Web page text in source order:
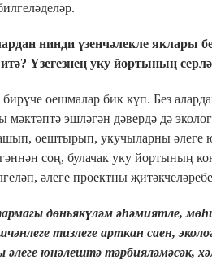
нинди үзенчәлекле яклары
Үзегезнең уку йортының
оешмалар бик күп. Без
мәктәптә эшләгән дәвердә дә
оештырып, укучыларны әлеге
соң, булачак уку йортының
әлеге проектны
дөньякүләм әһәмиятле,
тизлеге арткан саен,
әлеге юнәлештә тәрбияләмәсәк,